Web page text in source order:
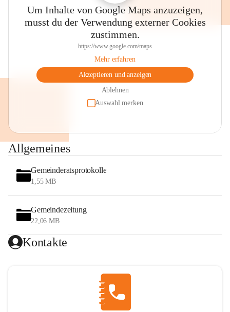
Um Inhalte von Google Maps anzuzeigen,
musst du der Verwendung externer Cookies
zustimmen.
https://www.google.com/maps
Mehr erfahren
Akzeptieren und anzeigen
Ablehnen
Auswahl merken
Allgemeines
Gemeinderatsprotokolle
1,55 MB
Gemeindezeitung
22,06 MB
Kontakte